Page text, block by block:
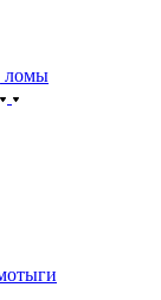
ломы